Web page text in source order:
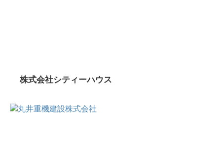
株式会社シティーハウス